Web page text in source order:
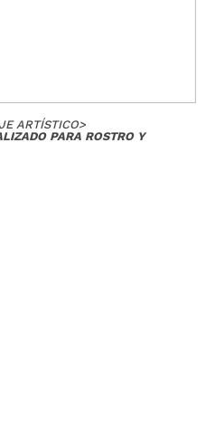
ARTÍSTICO>
PARA ROSTRO Y